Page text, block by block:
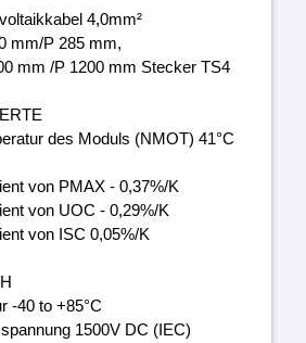
4,0mm²
mm/P 285 mm,
mm /P 1200 mm Stecker TS4
des Moduls (NMOT) 41°C
von PMAX - 0,37%/K
von UOC - 0,29%/K
von ISC 0,05%/K
-40 to +85°C
1500V DC (IEC)